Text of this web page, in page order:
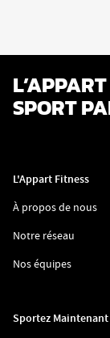
SPORT
L'Appart Fitness
À propos de nous
Notre réseau
Nos équipes(ouvre
fenêtre)
Sportez Maintenant